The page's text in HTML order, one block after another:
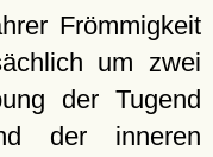
Frömmigkeit
um zwei
der Tugend
der inneren